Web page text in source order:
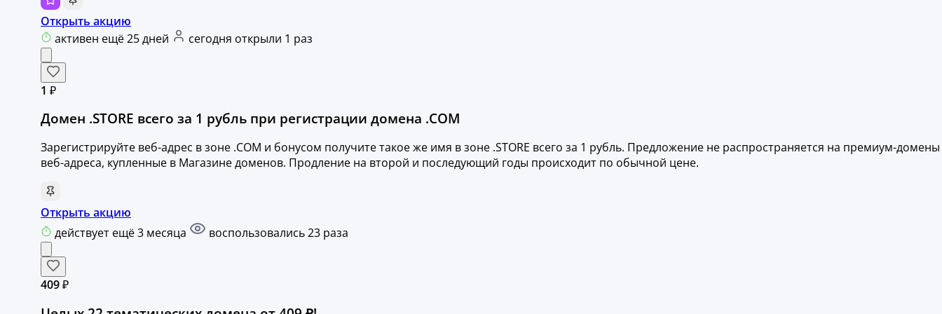
Открыть акцию
активен ещё 25 дней
сегодня открыли 1 раз
1 ₽
Домен .STORE всего за 1 рубль при регистрации домена .COM
Зарегистрируйте веб-адрес в зоне .COM и бонусом получите такое же имя в зоне .STORE всего за 1 рубль. Предложение не распространяется на премиум-
веб-адреса, купленные в Магазине доменов. Продление на второй и последующий годы происходит по обычной цене.
Открыть акцию
действует ещё 3 месяца
воспользовались 23 раза
409 ₽